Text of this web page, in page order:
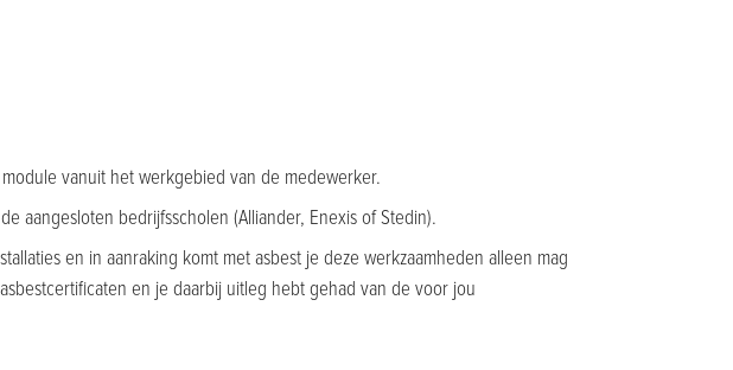
vanuit het werkgebied van de medewerker.
aangesloten bedrijfsscholen (Alliander, Enexis of Stedin).
en in aanraking komt met asbest je deze werkzaamheden alleen mag
en je daarbij uitleg hebt gehad van de voor jou